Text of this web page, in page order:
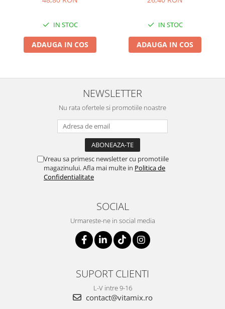
IN STOC
ADAUGA IN COS
IN STOC
ADAUGA IN COS
NEWSLETTER
Nu rata ofertele si promotiile noastre
Vreau sa primesc newsletter cu promotiile
magazinului. Afla mai multe in Politica de
Confidentialitate
SOCIAL
Urmareste-ne in social media
SUPORT CLIENTI
L-V intre 9-16
contact@vitamix.ro